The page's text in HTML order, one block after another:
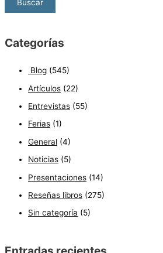
Categorías
Blog (545)
Artículos (22)
Entrevistas (55)
Ferias (1)
General (4)
Noticias (5)
Presentaciones (14)
Reseñas libros (275)
Sin categoría (5)